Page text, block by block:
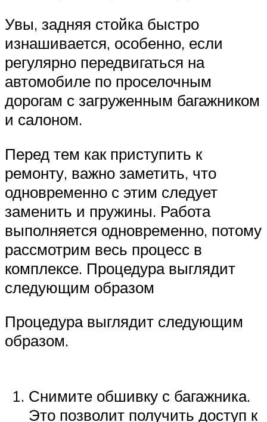
Увы, задняя стойка быстро
изнашивается, особенно, если
регулярно передвигаться на
автомобиле по проселочным
дорогам с загруженным багажником
и салоном.
Перед тем как приступить к
ремонту, важно заметить, что
одновременно с этим следует
заменить и пружины. Работа
выполняется одновременно, потому
рассмотрим весь процесс в
комплексе. Процедура выглядит
следующим образом
Процедура выглядит следующим
образом.
Снимите обшивку с багажника.
Это позволит получить доступ к